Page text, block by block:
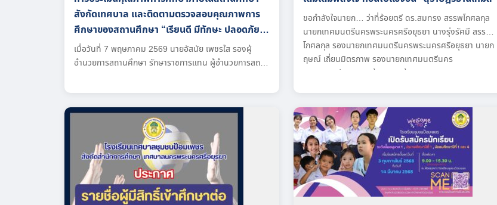
สังกัดเทศบาล และติดตามตรวจสอบคุณภาพการ
ศึกษาของสถานศึกษา “เรียนดี มีทักษะ ปลอดภัย
และมีความสุข”
เมื่อวันที่ 7 พฤษภาคม 2569 นายอัสนัย เพชรใส รองผู้
อำนวยการสถานศึกษา รักษาราชการแทน ผู้อำนวยการสถาน
ศึกษาขั้นพื้นฐานโรงเรียนเทศบาลชุมชนป้อมเพชร นายอนุ
การศึกษาภายในสถานศึกษาสังกัดเทศบาล และติดตามตรวจ
สอบคุณภาพการศึกษาของสถานศึกษา “ เรียนดี มีทักษะ
ปลอดภัย และมีความสุข...
ขอกำลังใจนายก… ว่าที่ร้อยตรี ดร.สมทรง สรรพโกศลกุล
นายกเทศมนตรีนครพระนครศรีอยุธยา นางรุ่งรัศมี สรรพ
โกศลกุล รองนายกเทศมนตรีนครพระนครศรีอยุธยา นายก
ฤษณ์ เถี่ยนมิตรภาพ รองนายกเทศมนตรีนคร
พระนครศรีอยุธยา พร้อมคณะผู้บริหารเทศบาลนคร
นักกีฬาวอลเลย์บอลทีมหญิงนักเรียนโรงเรียนเทศบาลชุมชน
ป้อมเพชร เข้าพบนายกเทศมนตรีนครพระนครศรีอยุธยา
เพื่อขอพรและขวัญกำลังใจพร้อมสนับสนุนเงินทุนให้ไป
แข่งขันกีฬา...